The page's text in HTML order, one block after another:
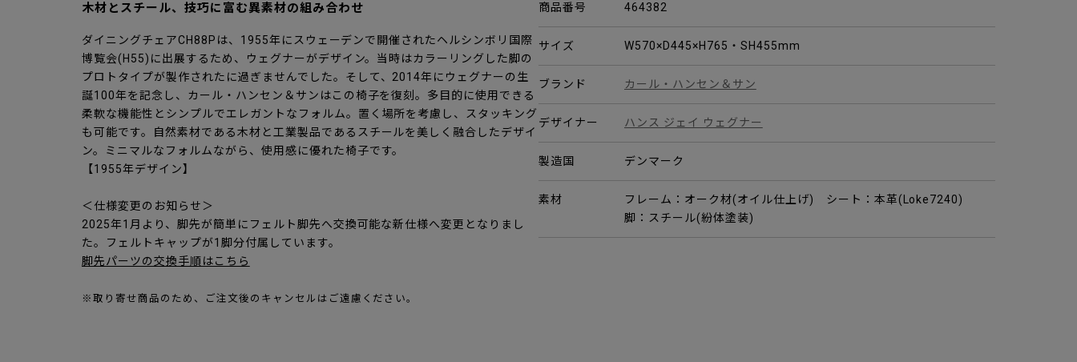
木材とスチール、技巧に富む異素材の組み合わせ
ダイニングチェアCH88Pは、1955年にスウェーデンで開催されたヘルシンボリ国際
博覧会(H55)に出展するため、ウェグナーがデザイン。当時はカラーリングした脚の
プロトタイプが製作されたに過ぎませんでした。そして、2014年にウェグナーの生
誕100年を記念し、カール・ハンセン＆サンはこの椅子を復刻。多目的に使用できる
柔軟な機能性とシンプルでエレガントなフォルム。置く場所を考慮し、スタッキング
も可能です。自然素材である木材と工業製品であるスチールを美しく融合したデザイ
ン。ミニマルなフォルムながら、使用感に優れた椅子です。
【1955年デザイン】
＜仕様変更のお知らせ＞
2025年1月より、脚先が簡単にフェルト脚先へ交換可能な新仕様へ変更となりまし
た。フェルトキャップが1脚分付属しています。
脚先パーツの交換手順はこちら
※取り寄せ商品のため、ご注文後のキャンセルはご遠慮ください。
商品番号 464382
サイズ W570×D445×H765・SH455mm
ブランド カール・ハンセン＆サン
デザイナー ハンス ジェイ ウェグナー
製造国 デンマーク
素材
フレーム：オーク材(オイル仕上げ) シート：本革(Loke7240)
脚：スチール(紛体塗装)